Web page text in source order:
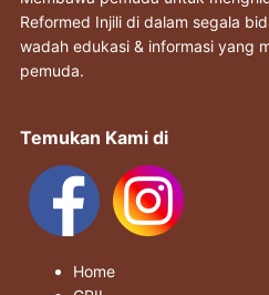
Reformed Injili di dalam segala
wadah edukasi & informasi yang
pemuda.
Temukan Kami di
Home